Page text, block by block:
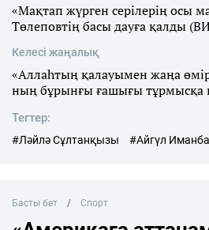
«Мақтап жүрген серілерің осы
Төлеповтің басы дауға қалды
Келесі жаңалық
«Аллаһтың қалауымен жаңа
ның бұрынғы ғашығы
Тегтер:
#Ләйлә Сұлтанқызы #Айгүл
Басты бет Спорт